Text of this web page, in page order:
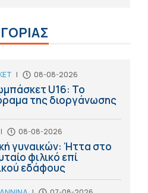
| 08-08-2026
U16: Το
της διοργάνωσης
| 08-08-2026
γυναικών: Ήττα στο
φιλικό επί
εδάφους